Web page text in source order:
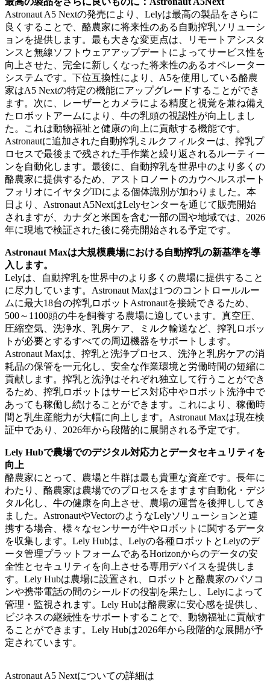
Astronaut A5 Nextの発売により、Lelyは最高の製品をさらに
良くすることで、酪農家に将来性のある自動搾乳ソリューシ
ョンを提供します。最も大きな変更点は、リモートアシスタ
ンスと無線ソフトウェアアップデートによってサービス性を
向上させた、完全に新しくなった将来性のあるオペレーター
システムです。下位互換性により、A5を使用している酪農
家はA5 Nextの特定の機能にアップグレードすることができ
ます。次に、レーザーとカメラによる精度と視覚を兼ね備え
たロボットアームにより、牛の乳頭の視認性が向上しまし
た。これは動物福祉と健康の向上に貢献する機能です。
Astronautに追加された自動搾乳ミルクフィルターは、搾乳プ
ロセスで最後まで残された手作業と繰り返されるルーティー
ンを自動化します。最後に、自動搾乳を世界中のより多くの
酪農家に提供するため、アストロノートのカウヘルスポート
フォリオにイヤタグIDによる個体識別が加わりました。本
日より、Astronaut A5NextはLelyセンターを通じて販売開始
されますが、カナダと米国を含む一部の国や地域では、2026
年に現地で検証された後に発売開始される予定です。
Astronaut Maxは大規模農場における自動搾乳の新基準を導
入します。
Lelyは、自動搾乳を世界中のより多くの農場に提供すること
に尽力しています。Astronaut Maxは1つのコントロールルー
ムに最大18台の搾乳ロボットAstronautを接続できるため、
500～1100頭の牛を飼養する農場に適しています。真空圧、
圧縮空気、洗浄水、乳房ケア、ミルク輸送など、搾乳ロボッ
トが必要とするすべての周辺機器をサポートします。
Astronaut Maxは、搾乳と洗浄プロセス、洗浄と乳房ケアの消
耗品の保管を一元化し、安全な作業環境と労働時間の短縮に
貢献します。搾乳と洗浄はそれぞれ独立して行うことができ
るため、搾乳ロボットはサービス対応中やロボット洗浄中で
あっても稼働し続けることができます。これにより、稼働時
間と乳生産能力が大幅に向上します。Astronaut Maxは現在検
証中であり、2026年から段階的に展開される予定です。
Lely Hubで農場でのデジタル対応力とデータセキュリティを
向上
酪農家にとって、農場と牛群は最も貴重な資産です。長年に
わたり、酪農家は農場でのプロセスをますます自動化・デジ
タル化し、牛の健康を向上させ、農場の運営を後押ししてき
ました。AstronautやVectorのようなLelyソリューションと連
携する場合、様々なセンサーが牛やロボットに関するデータ
を収集します。Lely Hubは、Lelyの各種ロボットとLelyのデ
ータ管理プラットフォームであるHorizonからのデータの安
全性とセキュリティを向上させる専用デバイスを提供しま
す。Lely Hubは農場に設置され、ロボットと酪農家のパソコ
ンや携帯電話の間のシールドの役割を果たし、Lelyによって
管理・監視されます。Lely Hubは酪農家に安心感を提供し、
ビジネスの継続性をサポートすることで、動物福祉に貢献す
ることができます。Lely Hubは2026年から段階的な展開が予
定されています。
Astronaut A5 Nextについての詳細は